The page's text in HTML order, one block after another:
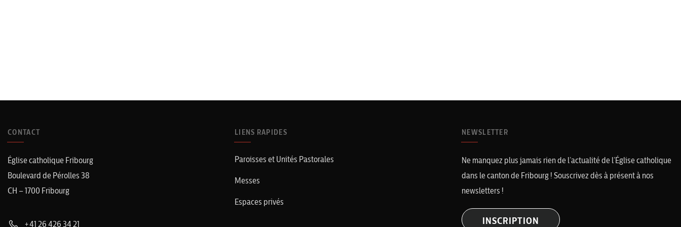
CONTACT
Église catholique Fribourg
Boulevard de Pérolles 38
CH – 1700 Fribourg
+41 26 426 34 21
LIENS RAPIDES
Paroisses et Unités Pastorales
Messes
Espaces privés
NEWSLETTER
Ne manquez plus jamais rien de l’actualité de l’Église catholique
dans le canton de Fribourg ! Souscrivez dès à présent à nos
newsletters !
INSCRIPTION